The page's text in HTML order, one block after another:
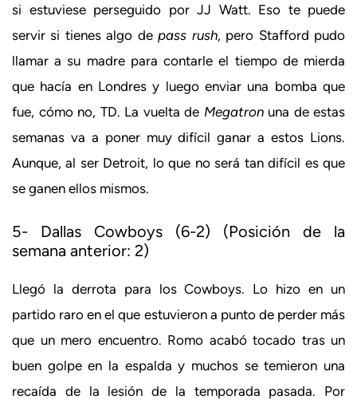
si estuviese perseguido por JJ Watt. Eso te puede
servir si tienes algo depass rush, pero Stafford pudo
llamar a su madre para contarle el tiempo de mierda
que hacía en Londres y luego enviar una bomba que
fue, cómo no, TD. La vuelta de Megatronuna de estas
semanas va a poner muy difícil ganar a estos Lions.
Aunque, al ser Detroit, lo que no será tan difícil es que
se ganen ellos mismos.
5- Dallas Cowboys (6-2) (Posición de la
semana anterior: 2)
Llegó la derrota para los Cowboys. Lo hizo en un
partido raro en el que estuvieron a punto de perder más
que un mero encuentro. Romo acabó tocado tras un
buen golpe en la espalda y muchos se temieron una
recaída de la lesión de la temporada pasada. Por